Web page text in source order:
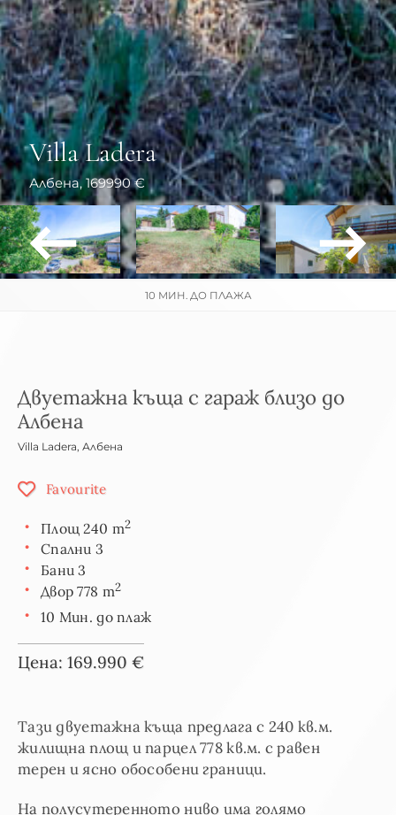
Villa Ladera
Албена, 169990 €
10 МИН. ДО ПЛАЖА
Двуетажна къща с гараж близо до
Албена
Villa Ladera, Албена
Favourite
Площ 240 m2
Спални 3
Бани 3
Двор 778 m2
10 Мин. до плаж
Цена: 169.990 €
Тази двуетажна къща предлага с 240 кв.м.
жилищна площ и парцел 778 кв.м. с равен
терен и ясно обособени граници.
На полусутеренното ниво има голямо